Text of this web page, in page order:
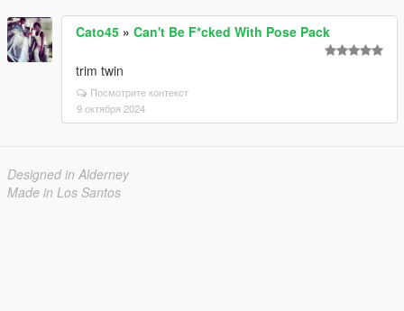
Cato45 » Can't Be F*cked With Pose Pack
trim twin
Посмотрите контекст
9 октября 2024
Designed in Alderney
Made in Los Santos